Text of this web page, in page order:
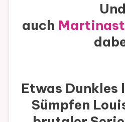
Und
auch
Etwas Dunkles
Sümpfen